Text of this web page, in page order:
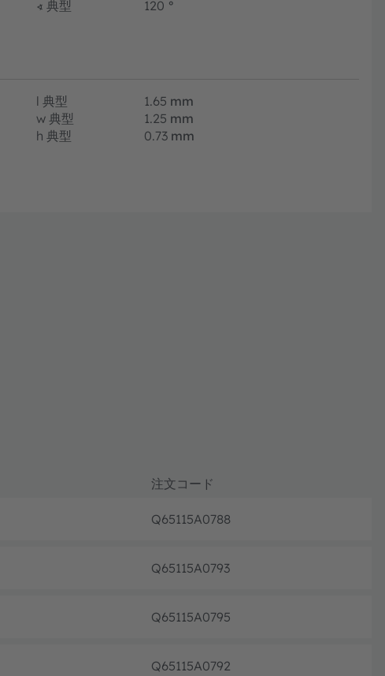
∢ 典型 120 °
l 典型 1.65 mm
w 典型 1.25 mm
h 典型 0.73 mm
注文コード
Q65115A0788
Q65115A0793
Q65115A0795
Q65115A0792